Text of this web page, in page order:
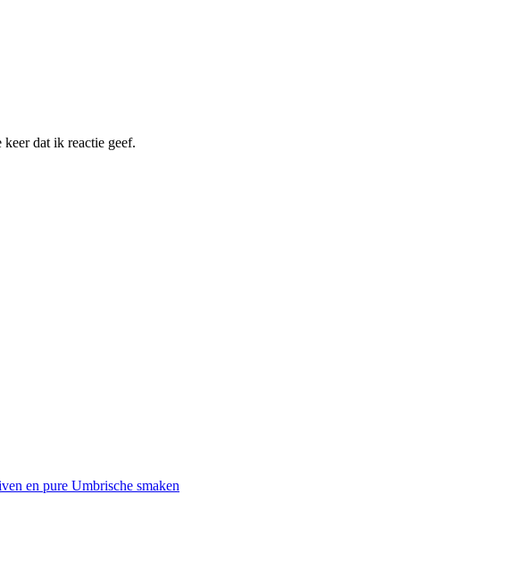
dat ik reactie geef.
en pure Umbrische smaken